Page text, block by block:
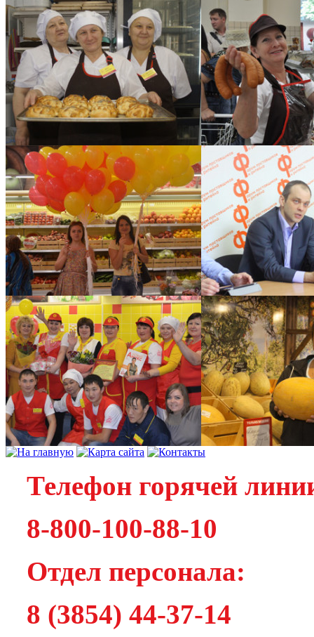
Телефон горячей
8-800-100-88-10
Отдел персонала:
8 (3854) 44-37-14